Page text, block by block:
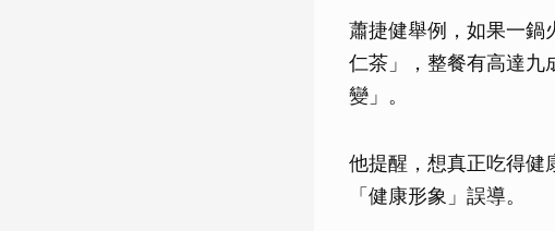
蕭捷健舉例，如果一鍋
仁茶」，整餐有高達九
變」。
他提醒，想真正吃得健
「健康形象」誤導。